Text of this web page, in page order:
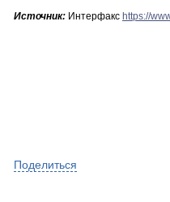
Источник: Интерфакс https://
Поделиться